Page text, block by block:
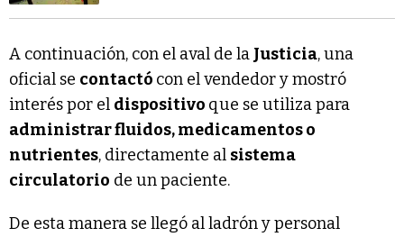
A continuación, con el aval de la Justicia, una
oficial se contactó con el vendedor y mostró
interés por el dispositivo que se utiliza para
administrar fluidos, medicamentos o
nutrientes, directamente al sistema
circulatorio de un paciente.
De esta manera se llegó al ladrón y personal